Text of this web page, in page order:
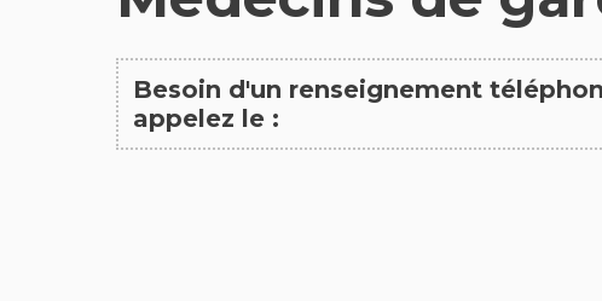
Besoin d'un renseignement
appelez le :